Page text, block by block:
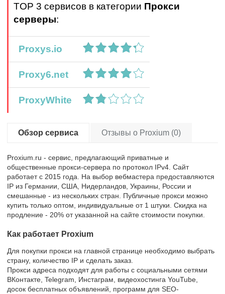
TOP 3 сервисов в категории Прокси
серверы:
Proxys.io
Proxy6.net
ProxyWhite
Обзор сервиса Отзывы о Proxium (0)
Proxium.ru - сервис, предлагающий приватные и
общественные прокси-сервера по протокол IPv4. Сайт
работает с 2015 года. На выбор вебмастера предоставляются
IP из Германии, США, Нидерландов, Украины, России и
смешанные - из нескольких стран. Публичные прокси можно
купить только оптом, индивидуальные от 1 штуки. Скидка на
продление - 20% от указанной на сайте стоимости покупки.
Как работает Proxium
Для покупки прокси на главной странице необходимо выбрать
страну, количество IP и сделать заказ.
Прокси адреса подходят для работы с социальными сетями
ВКонтакте, Telegram, Инстаграм, видеохостинга YouTube,
досок бесплатных объявлений, программ для SEO-